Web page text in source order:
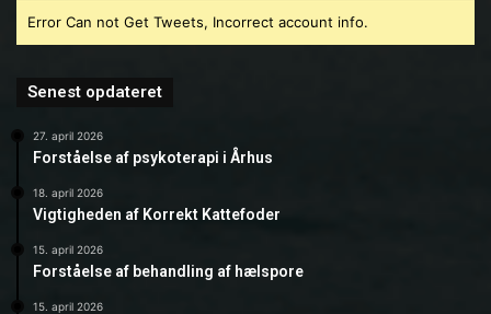
Error Can not Get Tweets, Incorrect account info.
Senest opdateret
27. april 2026
Forståelse af psykoterapi i Århus
18. april 2026
Vigtigheden af Korrekt Kattefoder
15. april 2026
Forståelse af behandling af hælspore
15. april 2026